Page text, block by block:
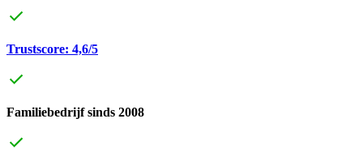
Trustscore: 4,6/5
Familiebedrijf sinds 2008